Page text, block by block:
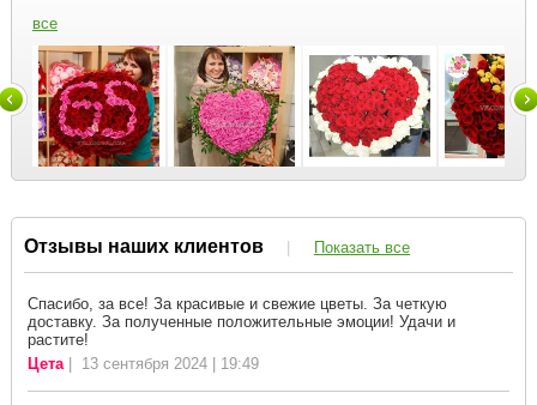
все
Отзывы наших клиентов | Показать все
Спасибо, за все! За красивые и свежие цветы. За четкую
доставку. За полученные положительные эмоции! Удачи и
растите!
Цета| 13 сентября 2024 | 19:49